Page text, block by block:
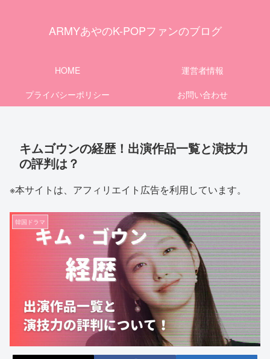
ARMYあやのK-POPファンのブログ
HOME
運営者情報
プライバシーポリシー
お問い合わせ
キムゴウンの経歴！出演作品一覧と演技力
の評判は？
※本サイトは、アフィリエイト広告を利用しています。
韓国ドラマ